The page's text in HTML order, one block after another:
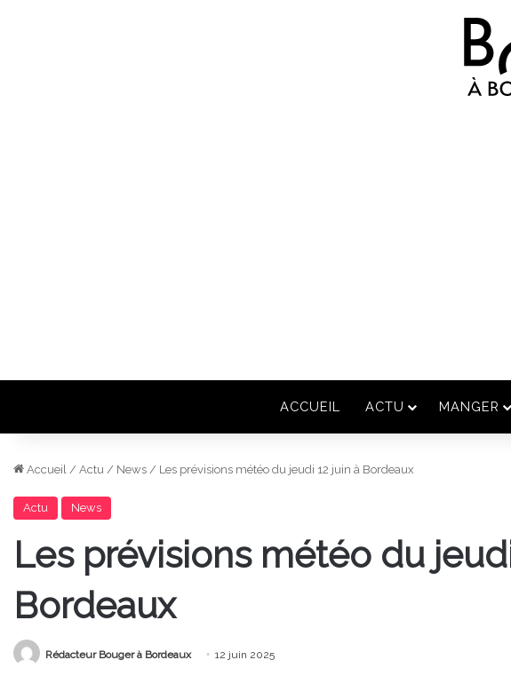
ACCUEIL ACTU MANGER
Accueil / Actu / News / Les prévisions météo du jeudi 12 juin à Bordeaux
Actu News
Les prévisions météo du
Bordeaux
Rédacteur Bouger à Bordeaux 12 juin 2025